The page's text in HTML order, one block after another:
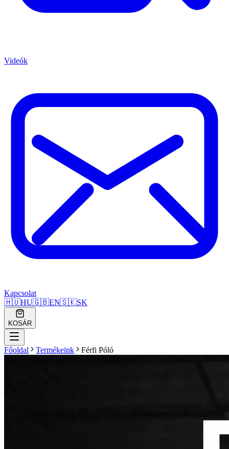
Videók
Kapcsolat
🇭🇺HU🇬🇧EN🇸🇰SK
KOSÁR
Főoldal Termékeink Férfi Póló